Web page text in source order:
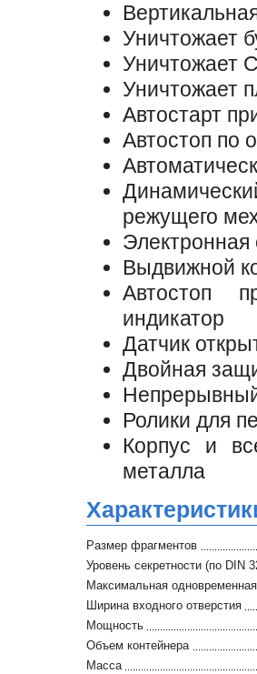
Уничтожает
Уничтожает
Уничтожает
Автостарт
Автостоп по
режущего
Электронная
Выдвижной
Автостоп
индикатор
Датчик
Двойная
Ролики для
Корпус и
металла
Размер фрагментов
Уровень секретности (по DIN
Максимальная одновременная
Ширина входного отверстия
Мощность
Объем контейнера
Масса